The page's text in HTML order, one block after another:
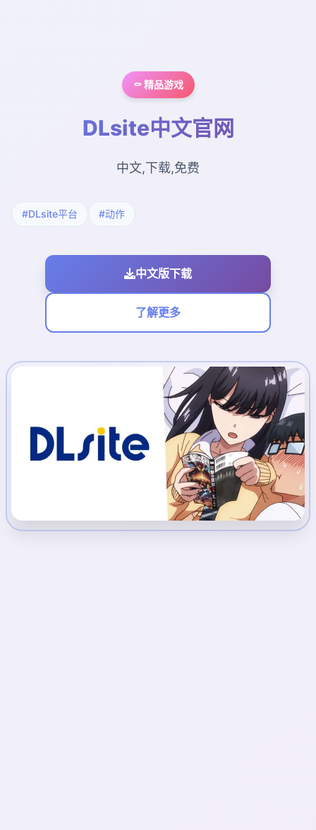
⚰️ 精品游戏
DLsite中文官网
中文,下载,免费
#DLsite平台 #动作
中文版下载
了解更多